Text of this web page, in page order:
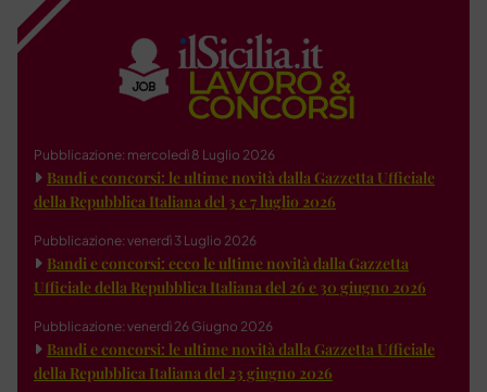
Pubblicazione: mercoledì 8 Luglio 2026
Bandi e concorsi: le ultime novità dalla Gazzetta Ufficiale
della Repubblica Italiana del 3 e 7 luglio 2026
Pubblicazione: venerdì 3 Luglio 2026
Bandi e concorsi: ecco le ultime novità dalla Gazzetta
Ufficiale della Repubblica Italiana del 26 e 30 giugno 2026
Pubblicazione: venerdì 26 Giugno 2026
Bandi e concorsi: le ultime novità dalla Gazzetta Ufficiale
della Repubblica Italiana del 23 giugno 2026